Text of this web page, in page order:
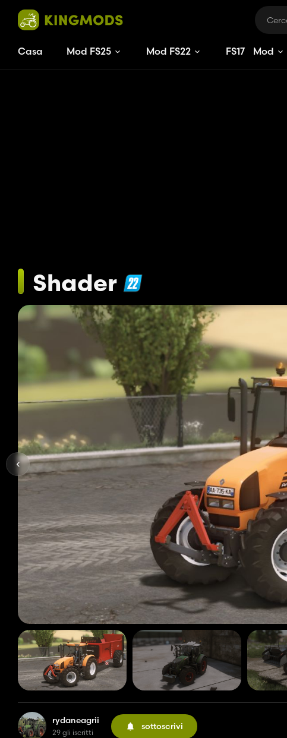
Casa Mod FS25 Mod FS22 FS17 Mod
Shader
rydaneagrii
29 gli iscritti
sottoscrivi